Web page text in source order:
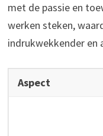
met de passie en
werken steken,
indrukwekkender en
Aspect